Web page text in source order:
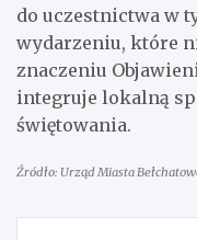
do uczestnictwa w
wydarzeniu, które
znaczeniu
integruje lokalną
świętowania.
Źródło: Urząd Miasta